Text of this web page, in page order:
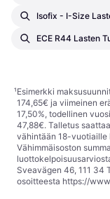
Isofix - I-Size
ECE R44 Lasten
¹Esimerkki
174,65€ ja viimeinen
17,50%, todellinen
47,88€. Talletus
vähintään 18-vuotiaille
Vähimmäisoston
Sveavägen 46, 111 34
osoitteesta https://